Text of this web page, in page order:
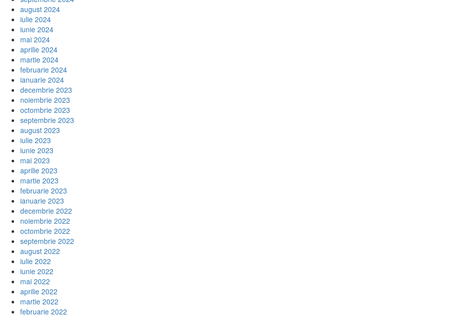
august 2024
iulie 2024
iunie 2024
mai 2024
aprilie 2024
martie 2024
februarie 2024
ianuarie 2024
decembrie 2023
noiembrie 2023
octombrie 2023
septembrie 2023
august 2023
iulie 2023
iunie 2023
mai 2023
aprilie 2023
martie 2023
februarie 2023
ianuarie 2023
decembrie 2022
noiembrie 2022
octombrie 2022
septembrie 2022
august 2022
iulie 2022
iunie 2022
mai 2022
aprilie 2022
martie 2022
februarie 2022